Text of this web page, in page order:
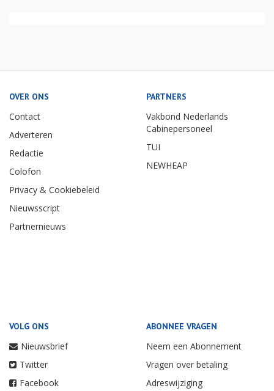
OVER ONS
Contact
Adverteren
Redactie
Colofon
Privacy & Cookiebeleid
Nieuwsscript
Partnernieuws
PARTNERS
Vakbond Nederlands
Cabinepersoneel
TUI
NEWHEAP
VOLG ONS
Nieuwsbrief
Twitter
Facebook
ABONNEE VRAGEN
Neem een Abonnement
Vragen over betaling
Adreswijziging